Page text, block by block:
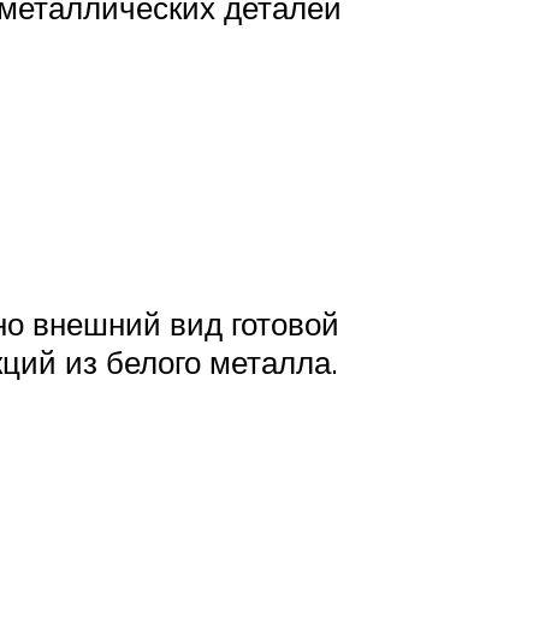
деталей
внешний вид готовой
из белого металла.